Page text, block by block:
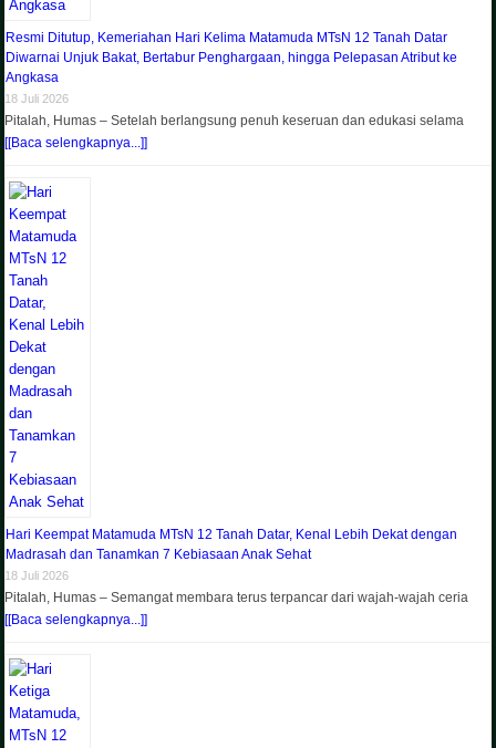
Resmi Ditutup, Kemeriahan Hari Kelima Matamuda MTsN 12 Tanah Datar
Diwarnai Unjuk Bakat, Bertabur Penghargaan, hingga Pelepasan Atribut ke
Angkasa
18 Juli 2026
Pitalah, Humas – Setelah berlangsung penuh keseruan dan edukasi selama
[[Baca selengkapnya...]]
Hari Keempat Matamuda MTsN 12 Tanah Datar, Kenal Lebih Dekat dengan
Madrasah dan Tanamkan 7 Kebiasaan Anak Sehat
18 Juli 2026
Pitalah, Humas – Semangat membara terus terpancar dari wajah-wajah ceria
[[Baca selengkapnya...]]